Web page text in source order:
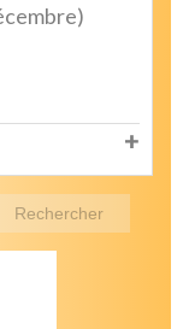
Rechercher